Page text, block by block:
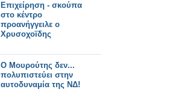
Επιχείρηση - σκούπα
στο κέντρο
προανήγγειλε ο
Χρυσοχοϊδης
Ο Μουρούτης δεν...
πολυπιστεύει στην
αυτοδυναμία της ΝΔ!